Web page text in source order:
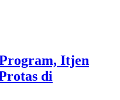
Itjen
di